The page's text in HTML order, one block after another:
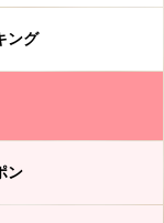
ング
ン